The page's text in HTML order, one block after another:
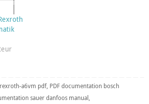
a6vm pdf, PDF documentation bosch
sauer danfoos manual,